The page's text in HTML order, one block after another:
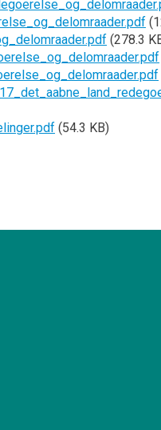
(278.3
(54.3 KB)